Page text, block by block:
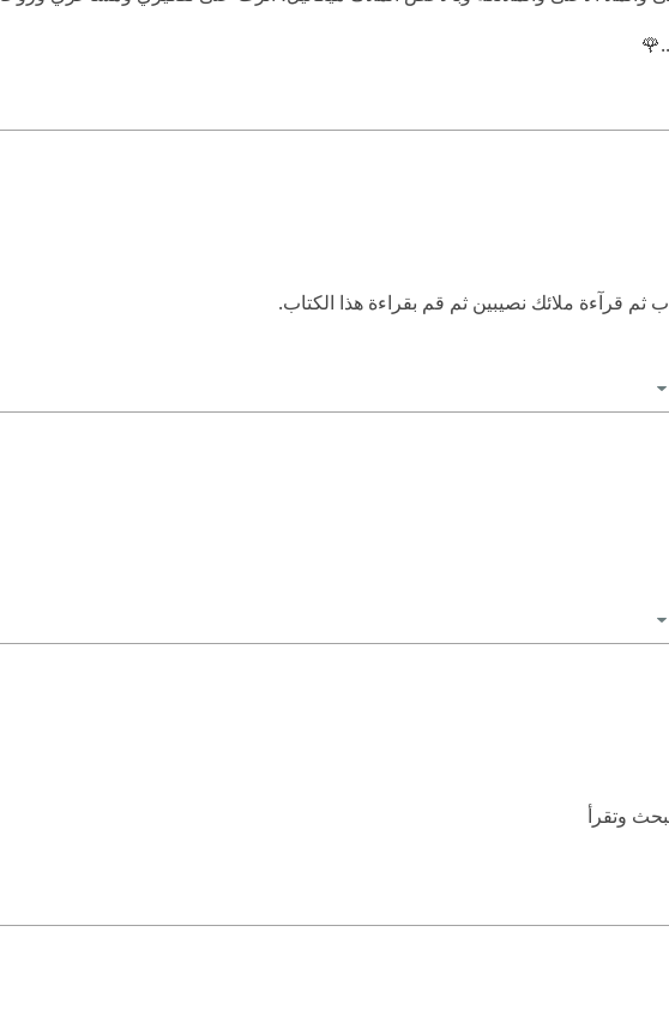
ثم قرآءة ملائك نصيبين ثم قم بقراءة هذا الكتاب.
وتقرأ